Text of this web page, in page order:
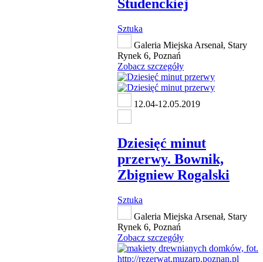
Studenckiej
Sztuka
Galeria Miejska Arsenał, Stary
Rynek 6, Poznań
Zobacz szczegóły
12.04-12.05.2019
Dziesięć minut
przerwy. Bownik,
Zbigniew Rogalski
Sztuka
Galeria Miejska Arsenał, Stary
Rynek 6, Poznań
Zobacz szczegóły